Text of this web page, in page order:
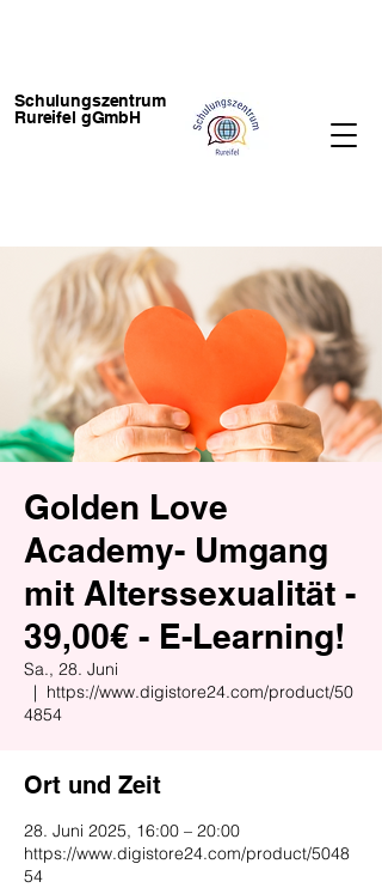
Schulungszentrum
Rureifel gGmbH
Golden Love
Academy- Umgang
mit Alterssexualität -
39,00€ - E-Learning!
Sa., 28. Juni
  |
https://www.digistore24.com/product/50
4854
Ort und Zeit
28. Juni 2025, 16:00 – 20:00
https://www.digistore24.com/product/5048
54